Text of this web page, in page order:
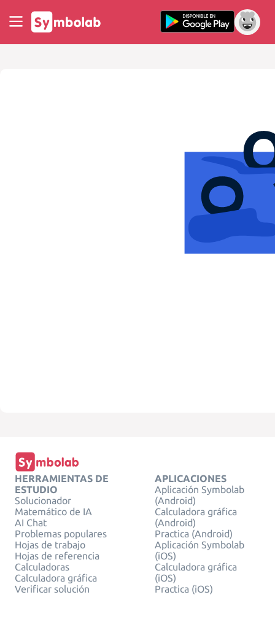
HERRAMIENTAS DE
ESTUDIO
Solucionador
Matemático de IA
AI Chat
Problemas populares
Hojas de trabajo
Hojas de referencia
Calculadoras
Calculadora gráfica
Verificar solución
APLICACIONES
Aplicación Symbolab
(Android)
Calculadora gráfica
(Android)
Practica (Android)
Aplicación Symbolab
(iOS)
Calculadora gráfica
(iOS)
Practica (iOS)